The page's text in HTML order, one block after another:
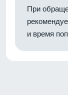
При
и время